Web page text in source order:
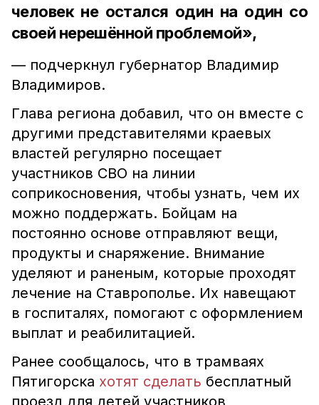
человек не остался один на один со
своей нерешённой проблемой»,
— подчеркнул губернатор Владимир
Владимиров.
Глава региона добавил, что он вместе с
другими представителями краевых
властей регулярно посещает
участников СВО на линии
соприкосновения, чтобы узнать, чем их
можно поддержать. Бойцам на
постоянно основе отправляют вещи,
продукты и снаряжение. Внимание
уделяют и раненым, которые проходят
лечение на Ставрополье. Их навещают
в госпиталях, помогают с оформлением
выплат и реабилитацией.
Ранее сообщалось, что в трамваях
Пятигорска хотят сделать бесплатный
проезд для детей участников